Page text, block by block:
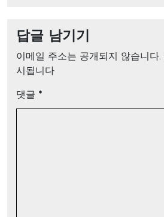
답글 남기기
이메일 주소는 공개되지 않습니다.
시됩니다
댓글 *